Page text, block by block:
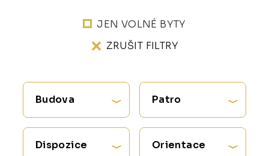
JEN VOLNÉ BYTY
ZRUŠIT FILTRY
Budova Patro
Dispozice Orientace